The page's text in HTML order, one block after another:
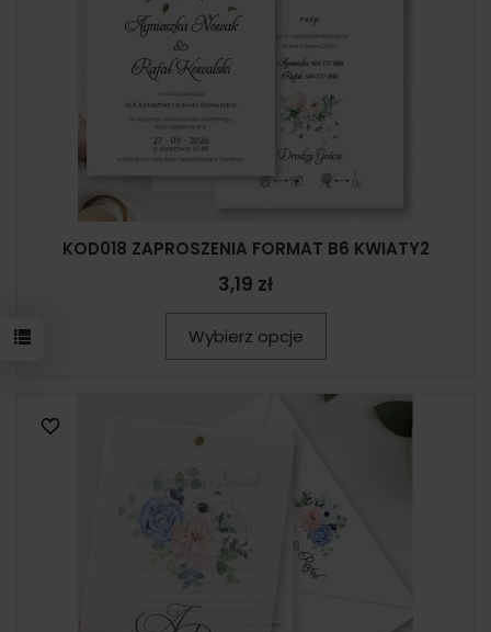
KOD018 ZAPROSZENIA FORMAT B6 KWIATY2
3,19 zł
Wybierz opcje